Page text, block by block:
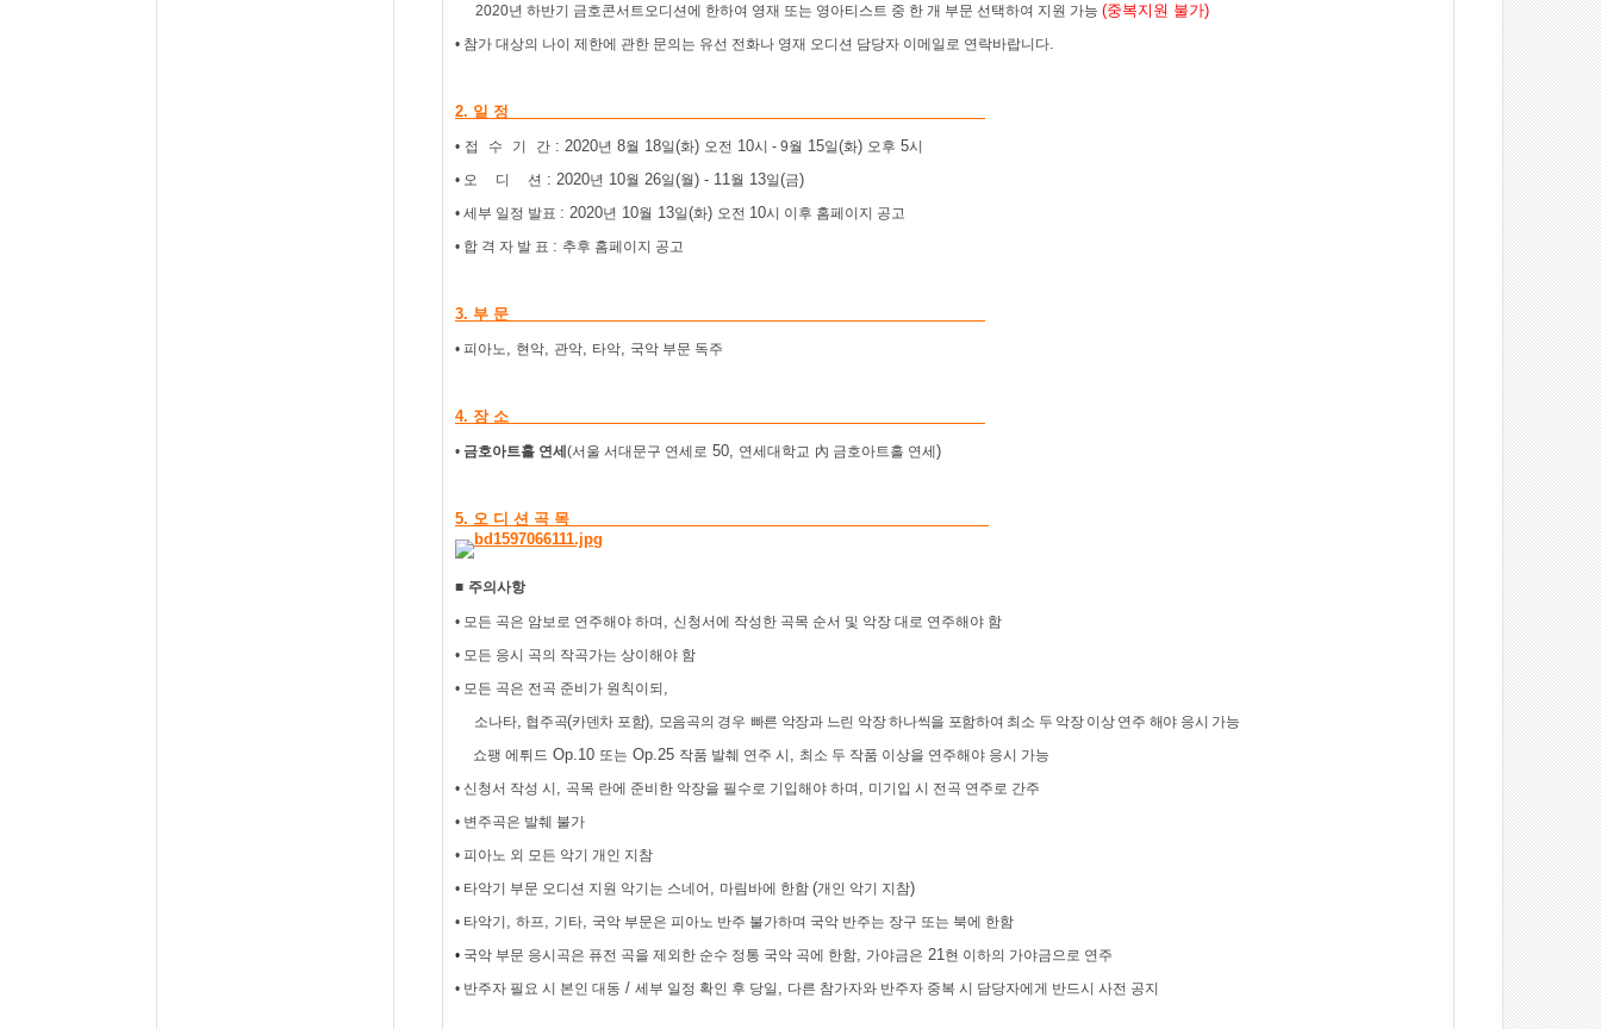
2020년 하반기 금호콘서트오디션에 한하여 영재 또는 영아티스트 중 한 개 부문 선택하여 지원 가능 (중복지원 불가)
• 참가 대상의 나이 제한에 관한 문의는 유선 전화나 영재 오디션 담당자 이메일로 연락바랍니다.
2. 일 정
• 접 수 기 간 : 2020년 8월 18일(화) 오전 10시 - 9월 15일(화) 오후 5시
• 오 디 션 : 2020년 10월 26일(월) - 11월 13일(금)
• 세부 일정 발표 : 2020년 10월 13일(화) 오전 10시 이후 홈페이지 공고
• 합 격 자 발 표 : 추후 홈페이지 공고
3. 부 문
• 피아노, 현악, 관악, 타악, 국악 부문 독주
4. 장 소
• 금호아트홀 연세 (서울 서대문구 연세로 50, 연세대학교 內 금호아트홀 연세 )
5. 오 디 션 곡 목
■ 주의사항
• 모든 곡은 암보로 연주해야 하며 , 신청서에 작성한 곡목 순서 및 악장 대로 연주해야 함
• 모든 응시 곡의 작곡가는 상이해야 함
• 모든 곡은 전곡 준비가 원칙이되 ,
소나타, 협주곡(카덴차 포함), 모음곡의 경우 빠른 악장과 느린 악장 하나씩을 포함하여 최소 두 악장 이상 연주 해야 응시 가능
쇼팽 에튀드 Op.10 또는 Op.25 작품 발췌 연주 시 , 최소 두 작품 이상을 연주해야 응시 가능
• 신청서 작성 시 , 곡목 란에 준비한 악장을 필수로 기입해야 하며 , 미기입 시 전곡 연주로 간주
• 변주곡은 발췌 불가
• 피아노 외 모든 악기 개인 지참
• 타악기 부문 오디션 지원 악기는 스네어 , 마림바에 한함 (개인 악기 지참)
• 타악기 , 하프, 기타, 국악 부문은 피아노 반주 불가하며 국악 반주는 장구 또는 북에 한함
• 국악 부문 응시곡은 퓨전 곡을 제외한 순수 정통 국악 곡에 한함, 가야금은 21현 이하의 가야금으로 연주
• 반주자 필요 시 본인 대동 / 세부 일정 확인 후 당일 , 다른 참가자와 반주자 중복 시 담당자에게 반드시 사전 공지